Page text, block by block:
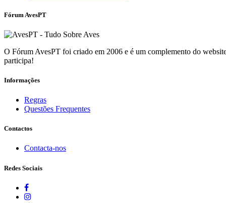
Fórum AvesPT
O Fórum AvesPT foi criado em 2006 e é um complemento do
participa!
Informações
Regras
Questões Frequentes
Contactos
Contacta-nos
Redes Sociais